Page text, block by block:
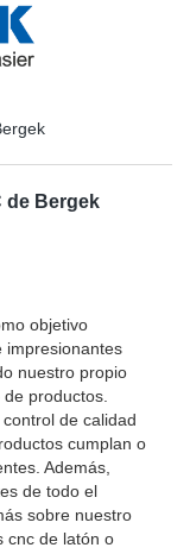
de Bergek
objetivo
impresionantes
nuestro propio
productos.
de calidad
cumplan o
Además,
de todo el
sobre nuestro
cnc de latón o